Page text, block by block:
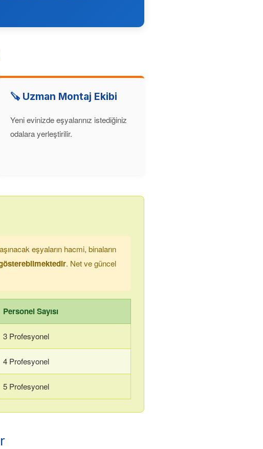
🪚 Uzman Montaj Ekibi
Yeni evinizde eşyalarınız istediğiniz
odalara yerleştirilir.
eşyaların hacmi, binaların
. Net ve güncel
Personel Sayısı
3 Profesyonel
4 Profesyonel
5 Profesyonel